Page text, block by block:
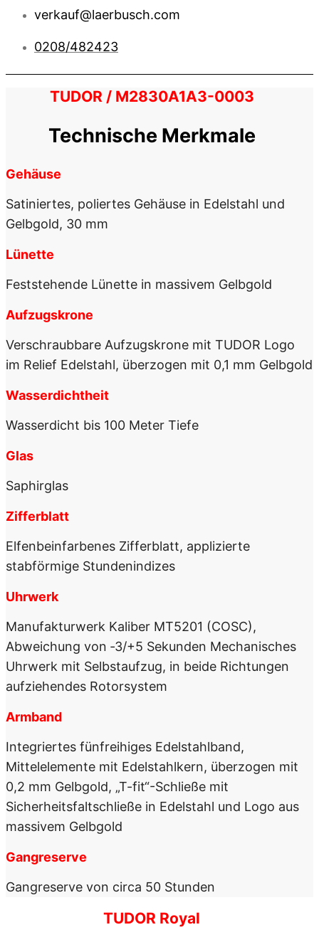
verkauf@laerbusch.com
0208/482423
TUDOR / M2830A1A3-0003
Technische Merkmale
Gehäuse
Satiniertes, poliertes Gehäuse in Edelstahl und
Gelbgold, 30 mm
Lünette
Feststehende Lünette in massivem Gelbgold
Aufzugskrone
Verschraubbare Aufzugskrone mit TUDOR Logo
im Relief Edelstahl, überzogen mit 0,1 mm Gelbgold
Wasserdichtheit
Wasserdicht bis 100 Meter Tiefe
Glas
Saphirglas
Zifferblatt
Elfenbeinfarbenes Zifferblatt, applizierte
stabförmige Stundenindizes
Uhrwerk
Manufakturwerk Kaliber MT5201 (COSC),
Abweichung von ‑3/+5 Sekunden Mechanisches
Uhrwerk mit Selbstaufzug, in beide Richtungen
aufziehendes Rotorsystem
Armband
Integriertes fünf­reihiges Edelstahl­band,
Mittelelemente mit Edelstahlkern, überzogen mit
0,2 mm Gelbgold, „T-fit“-Schließe mit
Sicherheitsfaltschließe in Edelstahl und Logo aus
massivem Gelbgold
Gangreserve
Gangreserve von circa 50 Stunden
TUDOR Royal